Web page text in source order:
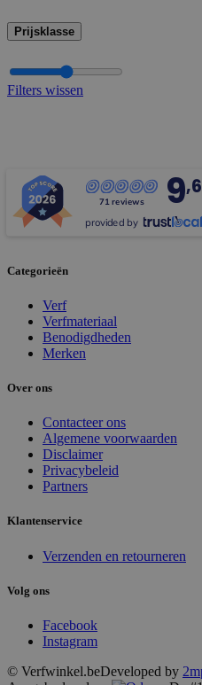
Prijsklasse
Filters wissen
71 reviews 9,6
provided by
Categorieën
Verf
Verfmateriaal
Benodigdheden
Merken
Over ons
Contacteer ons
Algemene voorwaarden
Disclaimer
Privacybeleid
Partners
Klantenservice
Verzenden en retourneren
Volg ons
Facebook
Instagram
© Verfwinkel.beDeveloped by